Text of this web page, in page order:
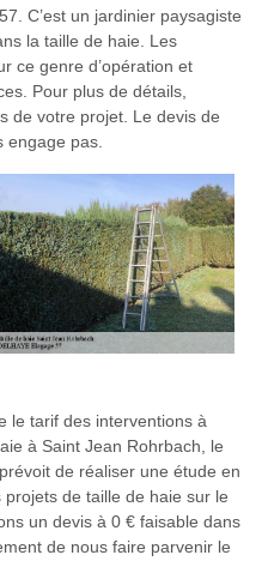
C’est un jardinier paysagiste
la taille de haie. Les
ce genre d’opération et
Pour plus de détails,
de votre projet. Le devis de
engage pas.
le tarif des interventions à
à Saint Jean Rohrbach, le
de réaliser une étude en
de taille de haie sur le
un devis à 0 € faisable dans
de nous faire parvenir le